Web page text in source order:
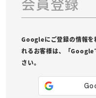
Googleにご登録の情報を
れるお客様は、「Google
さい。